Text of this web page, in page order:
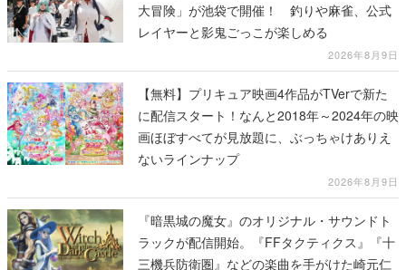
大冒険」が池袋で開催！ 釣りや麻雀、公式
レイヤーと影鬼ごっこが楽しめる
2026年8月9日
【無料】プリキュア映画4作品がTVerで新た
に配信スタート！なんと2018年～2024年の映
画ほぼすべてが見放題に、ぶっちゃけありえ
ないラインナップ
2026年8月9日
『暗黒城の魔女』のオリジナル・サウンドト
ラックが配信開始。『FFタクティクス』『十
三機兵防衛圏』などの楽曲を手がけた崎元仁